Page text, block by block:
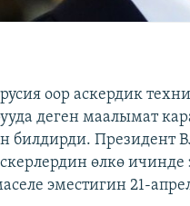
оор аскердик
деген маалымат
билдирди. Президент
өлкө
эместигин 21-